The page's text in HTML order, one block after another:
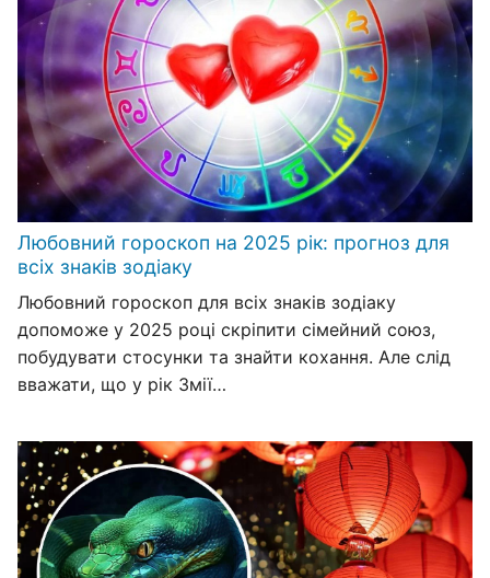
Любовний гороскоп на 2025 рік: прогноз для
всіх знаків зодіаку
Любовний гороскоп для всіх знаків зодіаку
допоможе у 2025 році скріпити сімейний союз,
побудувати стосунки та знайти кохання. Але слід
вважати, що у рік Змії…